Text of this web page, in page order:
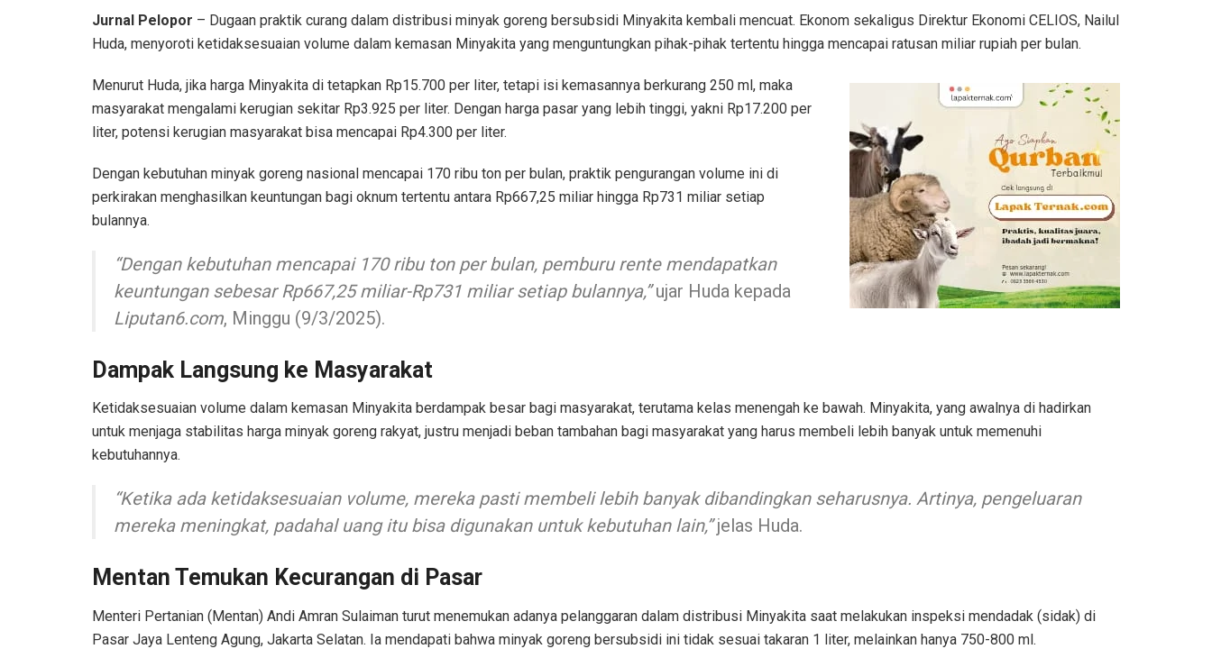
Jurnal Pelopor – Dugaan praktik curang dalam distribusi minyak goreng bersubsidi Minyakita kembali mencuat. Ekonom sekaligus Direktur Ekonomi CELIOS, Nailul
Huda, menyoroti ketidaksesuaian volume dalam kemasan Minyakita yang menguntungkan pihak-pihak tertentu hingga mencapai ratusan miliar rupiah per bulan.
Menurut Huda, jika harga Minyakita di tetapkan Rp15.700 per liter, tetapi isi kemasannya berkurang 250 ml, maka
masyarakat mengalami kerugian sekitar Rp3.925 per liter. Dengan harga pasar yang lebih tinggi, yakni Rp17.200 per
liter, potensi kerugian masyarakat bisa mencapai Rp4.300 per liter.
Dengan kebutuhan minyak goreng nasional mencapai 170 ribu ton per bulan, praktik pengurangan volume ini di
perkirakan menghasilkan keuntungan bagi oknum tertentu antara Rp667,25 miliar hingga Rp731 miliar setiap
bulannya.
“Dengan kebutuhan mencapai 170 ribu ton per bulan, pemburu rente mendapatkan
keuntungan sebesar Rp667,25 miliar-Rp731 miliar setiap bulannya,”ujar Huda kepada
Liputan6.com, Minggu (9/3/2025).
Dampak Langsung ke Masyarakat
Ketidaksesuaian volume dalam kemasan Minyakita berdampak besar bagi masyarakat, terutama kelas menengah ke bawah. Minyakita, yang awalnya di hadirkan
untuk menjaga stabilitas harga minyak goreng rakyat, justru menjadi beban tambahan bagi masyarakat yang harus membeli lebih banyak untuk memenuhi
kebutuhannya.
“Ketika ada ketidaksesuaian volume, mereka pasti membeli lebih banyak dibandingkan seharusnya. Artinya, pengeluaran
mereka meningkat, padahal uang itu bisa digunakan untuk kebutuhan lain,”jelas Huda.
Mentan Temukan Kecurangan di Pasar
Menteri Pertanian (Mentan) Andi Amran Sulaiman turut menemukan adanya pelanggaran dalam distribusi Minyakita saat melakukan inspeksi mendadak (sidak) di
Pasar Jaya Lenteng Agung, Jakarta Selatan. Ia mendapati bahwa minyak goreng bersubsidi ini tidak sesuai takaran 1 liter, melainkan hanya 750-800 ml.